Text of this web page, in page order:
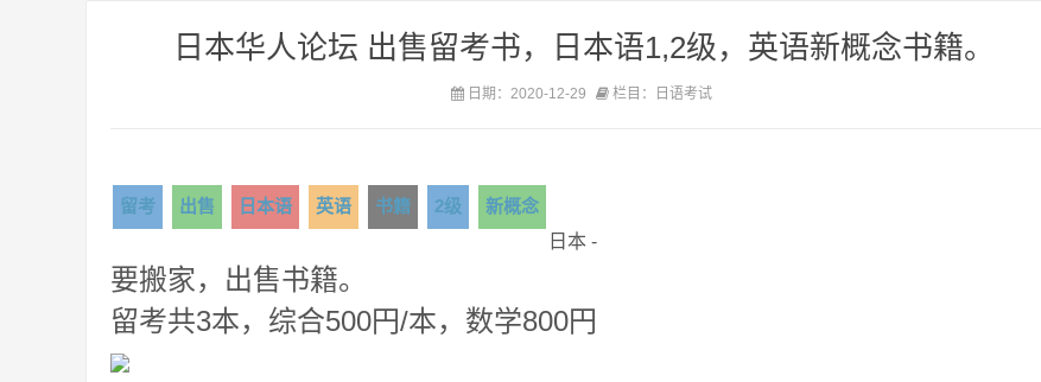
日本华人论坛 出售留考书，日本语1,2级，英语新概念书籍。
日期：2020-12-29 栏目：日语考试
留考 出售 日本语 英语 书籍 2级
新概念
日本 -
要搬家，出售书籍。
留考共3本，综合500円/本，数学800円